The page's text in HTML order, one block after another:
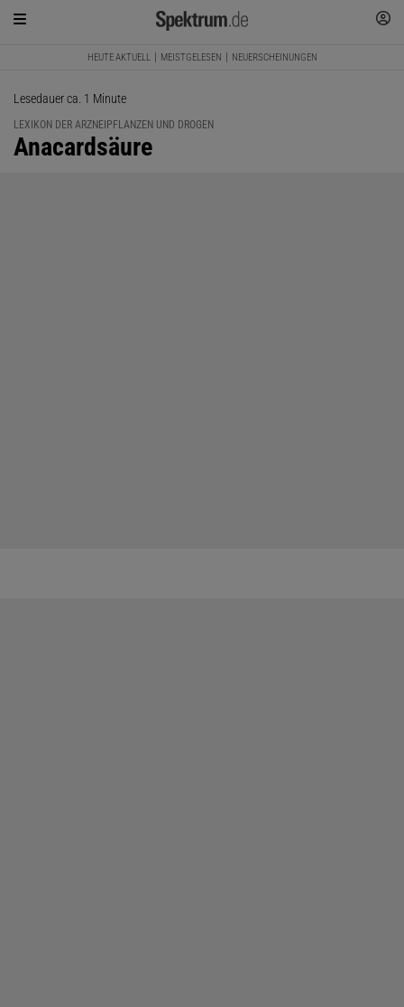
HEUTE AKTUELL MEISTGELESEN NEUERSCHEINUNGEN
Lesedauer ca. 1 Minute
LEXIKON DER ARZNEIPFLANZEN UND DROGEN
:
Anacardsäure